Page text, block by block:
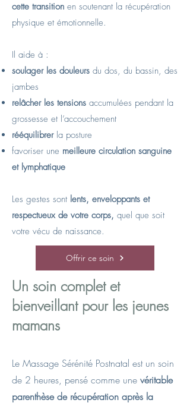
cette transition en soutenant la récupération
physique et émotionnelle.
Il aide à :
soulager les douleurs du dos, du bassin, des
jambes
relâcher les tensions accumulées pendant la
grossesse et l’accouchement
rééquilibrerla posture
favoriser une meilleure circulation sanguine
et lymphatique
Les gestes sont lents, enveloppants et
respectueux de votre corps, quel que soit
votre vécu de naissance.
Offrir ce soin
Un soin complet et
bienveillant pour les jeunes
mamans
Le Massage Sérénité Postnatal est un soin
de 2 heures, pensé comme une véritable
parenthèse de récupération après la